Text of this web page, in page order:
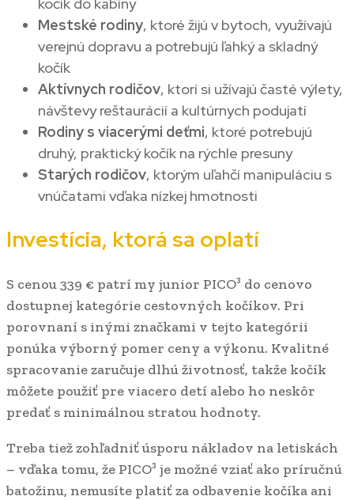
Mestské rodiny, ktoré žijú v bytoch, využívajú
verejnú dopravu a potrebujú ľahký a skladný
kočík
Aktívnych rodičov, ktorí si užívajú časté výlety,
návštevy reštaurácií a kultúrnych podujatí
Rodiny s viacerými deťmi, ktoré potrebujú
druhý, praktický kočík na rýchle presuny
Starých rodičov, ktorým uľahčí manipuláciu s
vnúčatami vďaka nízkej hmotnosti
Investícia, ktorá sa oplatí
S cenou 339 € patrí my junior PICO³ do cenovo
dostupnej kategórie cestovných kočíkov. Pri
porovnaní s inými značkami v tejto kategórii
ponúka výborný pomer ceny a výkonu. Kvalitné
spracovanie zaručuje dlhú životnosť, takže kočík
môžete použiť pre viacero detí alebo ho neskôr
predať s minimálnou stratou hodnoty.
Treba tiež zohľadniť úsporu nákladov na letiskách
– vďaka tomu, že PICO³ je možné vziať ako príručnú
batožinu, nemusíte platiť za odbavenie kočíka ani